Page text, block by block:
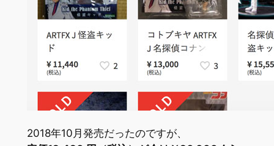
2018年10月発売だったのですが、